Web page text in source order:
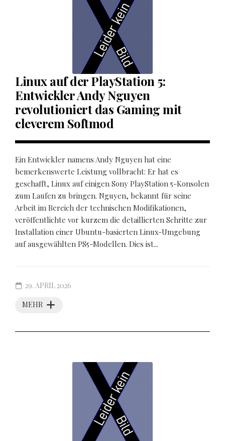
Linux auf der PlayStation 5:
Entwickler Andy Nguyen
revolutioniert das Gaming mit
cleverem Softmod
Ein Entwickler namens Andy Nguyen hat eine
bemerkenswerte Leistung vollbracht: Er hat es
geschafft, Linux auf einigen Sony PlayStation 5-Konsolen
zum Laufen zu bringen. Nguyen, bekannt für seine
Arbeit im Bereich der technischen Modifikationen,
veröffentlichte vor kurzem die detaillierten Schritte zur
Installation einer Ubuntu-basierten Linux-Umgebung
auf ausgewählten PS5-Modellen. Dies ist...
MEHR
29. APRIL 2026